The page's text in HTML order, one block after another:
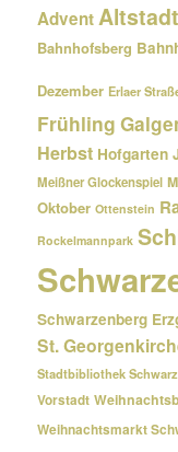
Advent
Bahnhofsberg
Dezember Erlaer
Frühling
Herbst Hofgarten
Meißner Glockenspiel
Oktober Ottenstein
Rockelmannpark
Schwarzenberg
St.
Stadtbibliothek
Vorstadt
Weihnachtsmarkt